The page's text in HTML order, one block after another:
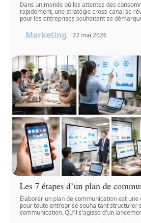
Dans un monde où les attentes des
rapidement, une stratégie cross-canal se
pour les entreprises souhaitant se
Marketing 27 mai 2026
Les 7 étapes d’un plan de
Élaborer un plan de communication est
pour toute entreprise souhaitant structurer
communication. Qu'il s'agisse d'un